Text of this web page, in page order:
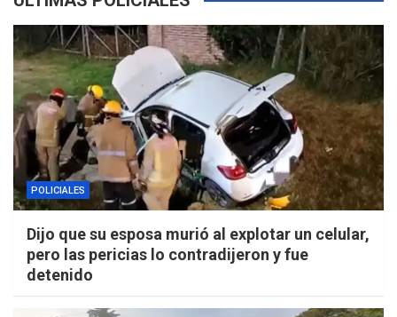
POLICIALES
Dijo que su esposa murió al explotar un celular,
pero las pericias lo contradijeron y fue
detenido